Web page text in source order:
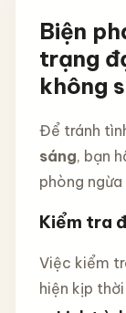
Biện
trạng
không
Để tránh
sáng, bạn
phòng ngừa
Kiểm tra
Việc kiểm
hiện kịp